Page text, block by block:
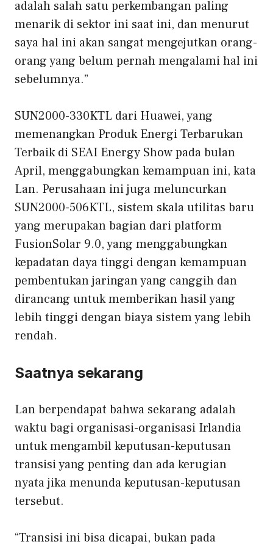
adalah salah satu perkembangan paling
menarik di sektor ini saat ini, dan menurut
saya hal ini akan sangat mengejutkan orang-
orang yang belum pernah mengalami hal ini
sebelumnya.”
SUN2000-330KTL dari Huawei, yang
memenangkan Produk Energi Terbarukan
Terbaik di SEAI Energy Show pada bulan
April, menggabungkan kemampuan ini, kata
Lan. Perusahaan ini juga meluncurkan
SUN2000-506KTL, sistem skala utilitas baru
yang merupakan bagian dari platform
FusionSolar 9.0, yang menggabungkan
kepadatan daya tinggi dengan kemampuan
pembentukan jaringan yang canggih dan
dirancang untuk memberikan hasil yang
lebih tinggi dengan biaya sistem yang lebih
rendah.
Saatnya sekarang
Lan berpendapat bahwa sekarang adalah
waktu bagi organisasi-organisasi Irlandia
untuk mengambil keputusan-keputusan
transisi yang penting dan ada kerugian
nyata jika menunda keputusan-keputusan
tersebut.
“Transisi ini bisa dicapai, bukan pada